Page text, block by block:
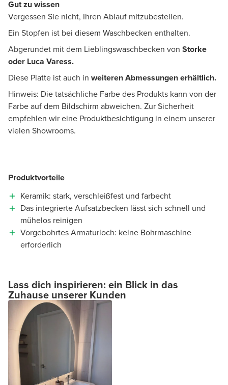
Gut zu wissen
Vergessen Sie nicht, Ihren Ablauf mitzubestellen.
Ein Stopfen ist bei diesem Waschbecken enthalten.
Abgerundet mit dem Lieblingswaschbecken von Storke
oder Luca Varess.
Diese Platte ist auch in weiteren Abmessungen erhältlich.
Hinweis: Die tatsächliche Farbe des Produkts kann von der
Farbe auf dem Bildschirm abweichen. Zur Sicherheit
empfehlen wir eine Produktbesichtigung in einem unserer
vielen Showrooms.
Produktvorteile
Keramik: stark, verschleißfest und farbecht
Das integrierte Aufsatzbecken lässt sich schnell und
mühelos reinigen
Vorgebohrtes Armaturloch: keine Bohrmaschine
erforderlich
Lass dich inspirieren: ein Blick in das
Zuhause unserer Kunden